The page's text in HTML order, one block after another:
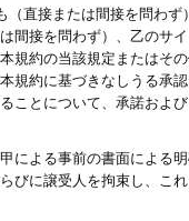
（直接または間接を問わ
間接を問わず）、乙のサ
規約の当該規定またはそ
規約に基づきなしうる承
ことについて、承諾およ
による事前の書面による
びに譲受人を拘束し、こ